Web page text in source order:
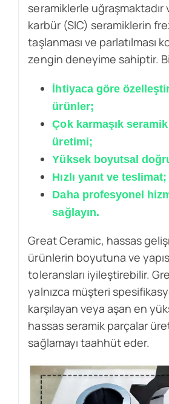
seramiklerle uğraşmaktadır
karbür (SIC) seramiklerin
taşlanması ve parlatılması
zengin deneyime sahiptir.
İhtiyaca göre
ürünler;
Çok karmaşık
üretimi;
Yüksek boyutsal
Hızlı yanıt ve teslimat;
Daha profesyonel
sağlayın.
Great Ceramic, hassas
ürünlerin boyutuna ve
toleransları iyileştirebilir.
yalnızca müşteri
karşılayan veya aşan en
hassas seramik parçalar
sağlamayı taahhüt eder.